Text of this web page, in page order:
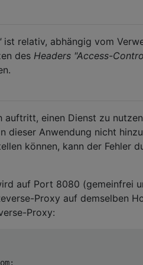
ist relativ, abhängig vom
des Headers "Access-
auftritt, einen Dienst zu
dieser Anwendung nicht
können, kann der Fehler
auf Port 8080 (gemeinfrei
Proxy auf demselben
Proxy:
;